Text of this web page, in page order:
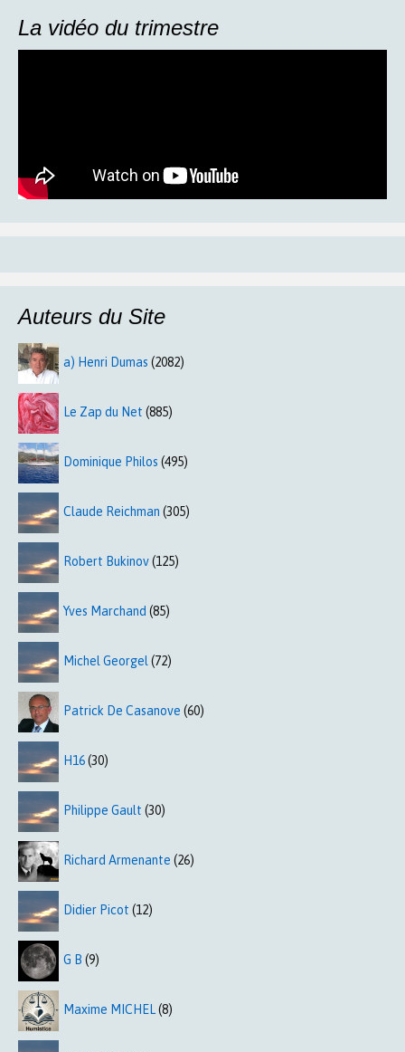
La vidéo du trimestre
Auteurs du Site
a) Henri Dumas (2082)
Le Zap du Net (885)
Dominique Philos (495)
Claude Reichman (305)
Robert Bukinov(125)
Yves Marchand (85)
Michel Georgel (72)
Patrick De Casanove (60)
H16(30)
Philippe Gault (30)
Richard Armenante (26)
Didier Picot (12)
G B (9)
Maxime MICHEL(8)